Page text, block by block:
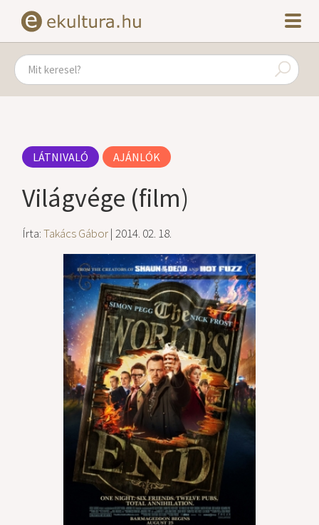
LÁTNIVALÓ AJÁNLÓK
Világvége (film)
Írta:Takács Gábor| 2014. 02. 18.